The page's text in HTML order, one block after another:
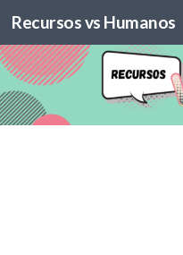
Skip to content
Recursos vs Humanos